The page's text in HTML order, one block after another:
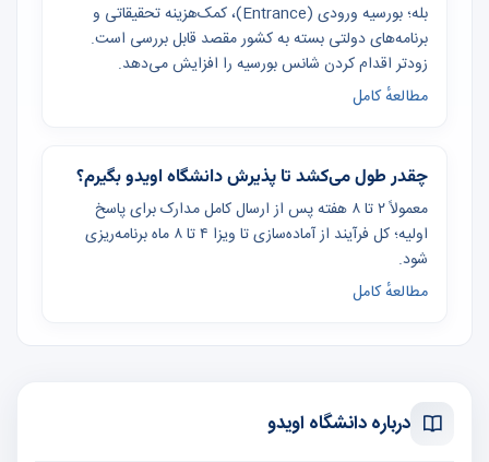
بله؛ بورسیه ورودی (Entrance)، کمک‌هزینه تحقیقاتی و
برنامه‌های دولتی بسته به کشور مقصد قابل بررسی است.
زودتر اقدام کردن شانس بورسیه را افزایش می‌دهد.
مطالعهٔ کامل
چقدر طول می‌کشد تا پذیرش دانشگاه اویدو بگیرم؟
معمولاً ۲ تا ۸ هفته پس از ارسال کامل مدارک برای پاسخ
اولیه؛ کل فرآیند از آماده‌سازی تا ویزا ۴ تا ۸ ماه برنامه‌ریزی
شود.
مطالعهٔ کامل
درباره دانشگاه اویدو